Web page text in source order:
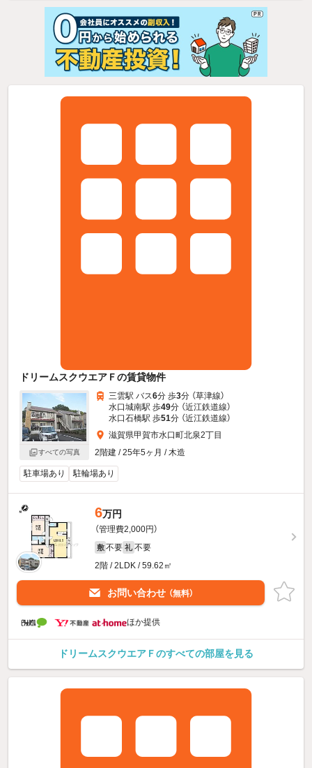
ドリームスクウエアＦの賃貸物件
すべての写真
三雲駅 バス6分 歩3分 （草津線）
水口城南駅 歩49分 （近江鉄道線）
水口石橋駅 歩51分 （近江鉄道線）
滋賀県甲賀市水口町北泉2丁目
2階建 / 25年5ヶ月 / 木造
駐車場あり 駐輪場あり
6万円
（管理費2,000円）
敷 不要 礼 不要
2階 / 2LDK / 59.62㎡
お問い合わせ （無料）
ほか提供
ドリームスクウエアＦのすべての部屋を見る